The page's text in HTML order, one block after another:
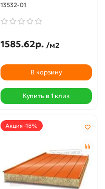
13532-01
1585.62р. /м2
В корзину
Купить в 1 клик
Акция -18%